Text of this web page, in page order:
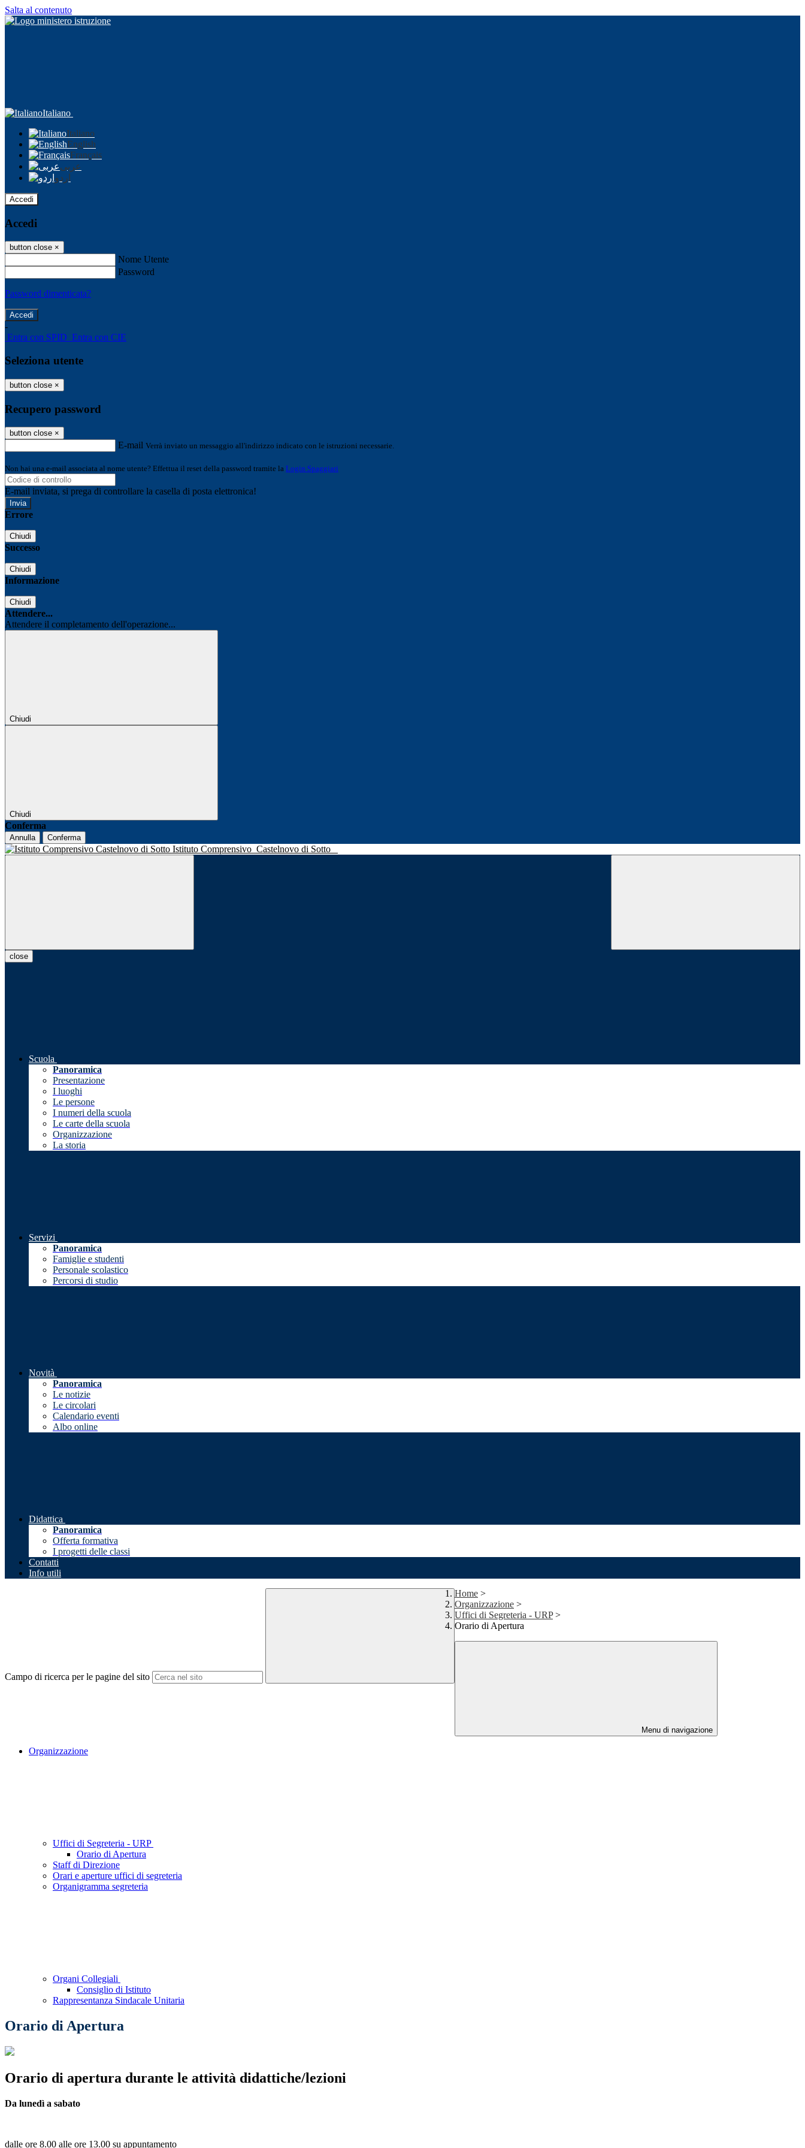
Salta al contenuto
Italiano
Italiano
English
Français
عربى
اردو
Accedi
Accedi
button close ×
Nome Utente
Password
Password dimenticata?
-
Entra con SPID Entra con CIE
Seleziona utente
button close ×
Recupero password
button close ×
E-mail Verrà inviato un messaggio all'indirizzo indicato con le istruzioni necessarie.
Non hai una e-mail associata al nome utente? Effettua il reset della password tramite la Login Spaggiari
E-mail inviata, si prega di controllare la casella di posta elettronica!
Errore
Chiudi
Successo
Chiudi
Informazione
Chiudi
Attendere...
Attendere il completamento dell'operazione...
Chiudi
Chiudi
Conferma
Annulla Conferma
Istituto Comprensivo Castelnovo di Sotto
close
Scuola
Panoramica
Presentazione
I luoghi
Le persone
I numeri della scuola
Le carte della scuola
Organizzazione
La storia
Servizi
Panoramica
Famiglie e studenti
Personale scolastico
Percorsi di studio
Novità
Panoramica
Le notizie
Le circolari
Calendario eventi
Albo online
Didattica
Panoramica
Offerta formativa
I progetti delle classi
Contatti
Info utili
Campo di ricerca per le pagine del sito
Home >
Organizzazione >
Uffici di Segreteria - URP >
Orario di Apertura
Menu di navigazione
Organizzazione
Uffici di Segreteria - URP
Orario di Apertura
Staff di Direzione
Orari e aperture uffici di segreteria
Organigramma segreteria
Organi Collegiali
Consiglio di Istituto
Rappresentanza Sindacale Unitaria
Orario di Apertura
Orario di apertura durante le attività didattiche/lezioni
Da lunedì a sabato
dalle ore 8.00 alle ore 13.00 su appuntamento